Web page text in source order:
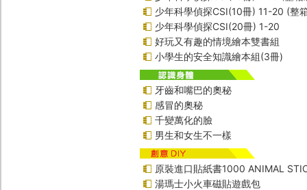
少年科學偵探CSI(10冊) 11-20 (整
少年科學偵探CSI(20冊) 1-20
好玩又有趣的情境繪本雙書組
小學生的安全知識繪本組(3冊)
牙齒和嘴巴的奧秘
感冒的奧秘
千變萬化的臉
男生和女生不一樣
原裝進口貼紙書1000 ANIMAL
湯瑪士小火車磁貼遊戲包